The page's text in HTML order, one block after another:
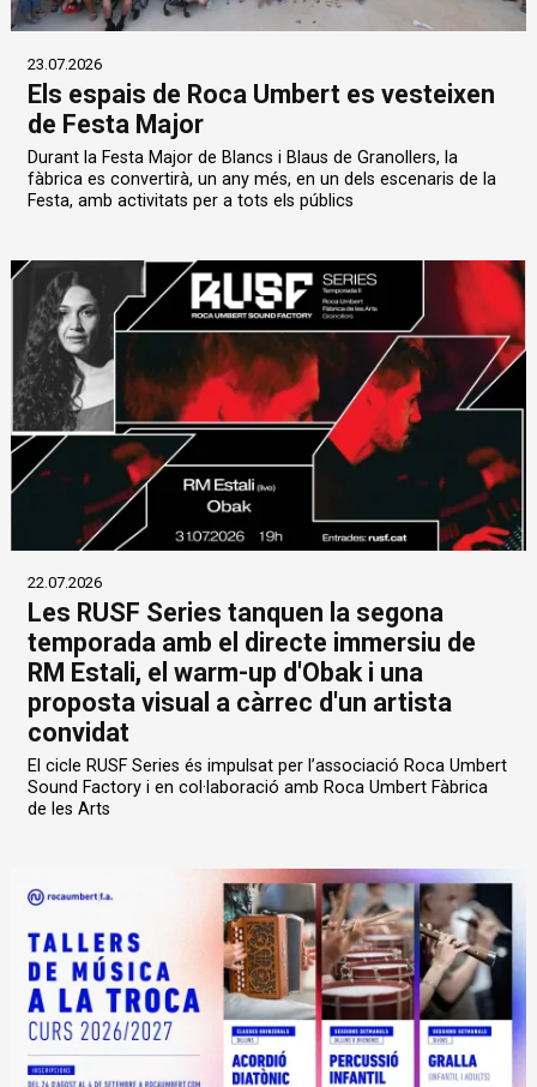
23.07.2026
Els espais de Roca Umbert es vesteixen
de Festa Major
Durant la Festa Major de Blancs i Blaus de Granollers, la
fàbrica es convertirà, un any més, en un dels escenaris de la
Festa, amb activitats per a tots els públics
22.07.2026
Les RUSF Series tanquen la segona
temporada amb el directe immersiu de
RM Estali, el warm-up d'Obak i una
proposta visual a càrrec d'un artista
convidat
El cicle RUSF Series és impulsat per l’associació Roca Umbert
Sound Factory i en col·laboració amb Roca Umbert Fàbrica
de les Arts